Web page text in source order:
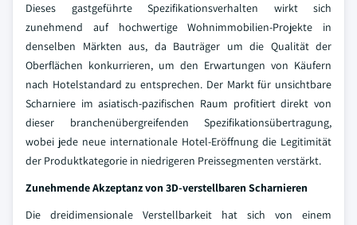
Dieses gastgeführte Spezifikationsverhalten wirkt sich
zunehmend auf hochwertige Wohnimmobilien-Projekte in
denselben Märkten aus, da Bauträger um die Qualität der
Oberflächen konkurrieren, um den Erwartungen von Käufern
nach Hotelstandard zu entsprechen. Der Markt für unsichtbare
Scharniere im asiatisch-pazifischen Raum profitiert direkt von
dieser branchenübergreifenden Spezifikationsübertragung,
wobei jede neue internationale Hotel-Eröffnung die Legitimität
der Produktkategorie in niedrigeren Preissegmenten verstärkt.
Zunehmende Akzeptanz von 3D-verstellbaren Scharnieren
Die dreidimensionale Verstellbarkeit hat sich von einem